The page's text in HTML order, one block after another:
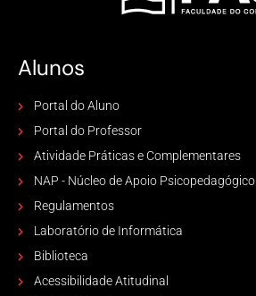
Alunos
Portal do Aluno
Portal do Professor
Atividade Práticas e Complementares
NAP - Núcleo de Apoio Psicopedagógico
Regulamentos
Laboratório de Informática
Biblioteca
Acessibilidade Atitudinal